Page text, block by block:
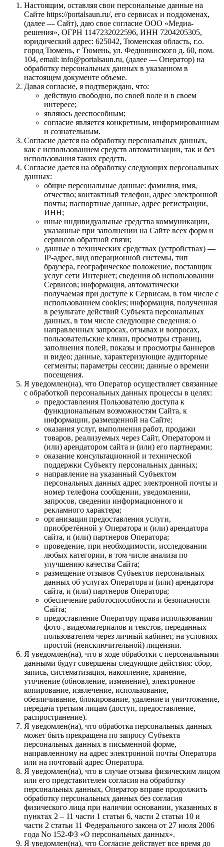
Настоящим, оставляя свои персональные данные на
Сайте https://portalsaun.ru/, его сервисах и поддоменах,
(далее — Сайт), даю свое согласие ООО «Медиа-
решения», ОГРН 1147232022596, ИНН 7204205305,
юридический адрес: 625042, Тюменская область, г.о.
город Тюмень, г Тюмень, ул. Федюнинского д. 60, пом.
104, email: info@portalsaun.ru, (далее — Оператор) на
обработку персональных данных в указанном в
настоящем документе объеме.
Давая согласие, я подтверждаю, что:
действую свободно, по своей воле и в своем
интересе;
являюсь дееспособным;
согласие является конкретным, информированным
и сознательным.
Согласие дается на обработку персональных данных,
как с использованием средств автоматизации, так и без
использования таких средств.
Согласие дается на обработку следующих персональных
данных:
общие персональные данные: фамилия, имя,
отчество; контактный телефон, адрес электронной
почты; паспортные данные, адрес регистрации,
ИНН;
иные индивидуальные средства коммуникации,
указанные при заполнении на Сайте всех форм и
сервисов обратной связи;
данные о технических средствах (устройствах) —
IP-адрес, вид операционной системы, тип
браузера, географическое положение, поставщик
услуг сети Интернет; сведения об использовании
Сервисов; информация, автоматически
получаемая при доступе к Сервисам, в том числе с
использованием cookies; информация, полученная
в результате действий Субъекта персональных
данных, в том числе следующие сведения: о
направленных запросах, отзывах и вопросах,
пользовательские клики, просмотры страниц,
заполнения полей, показы и просмотры баннеров
и видео; данные, характеризующие аудиторные
сегменты; параметры сессии; данные о времени
посещения.
Я уведомлен(на), что Оператор осуществляет связанные
с обработкой персональных данных процессы в целях:
предоставления Пользователю доступа к
функциональным возможностям Сайта, к
информации, размещенной на Сайте;
оказания услуг, выполнения работ, продажи
товаров, реализуемых через Сайт, Оператором и
(или) арендатором сайта и (или) его партнерами;
оказание консультационной и технической
поддержки Субъекту персональных данных;
направление на указанный Субъектом
персональных данных адрес электронной почты и
номер телефона сообщении, уведомлении,
запросов, сведении информационного и
рекламного характера;
организация предоставления услуги,
приобретённой у Оператора и (или) арендатора
сайта, и (или) партнеров Оператора;
проведение, при необходимости, исследовании
любых категории, в том числе анализа по
улучшению качества Сайта;
размещение отзывов Субъектов персональных
данных об услугах Оператора и (или) арендатора
сайта, и (или) партнеров Оператора;
обеспечение работоспособности и безопасности
Сайта;
предоставление Оператору права использования
фото-, видеоматериалов и текстов, переданных
пользователем через личный кабинет, на условиях
простой (неисключительной) лицензии.
Я уведомлен(на), что в ходе обработки с персональными
данными будут совершены следующие действия: сбор,
запись, систематизация, накопление, хранение,
уточнение (обновление, изменение), электронное
копирование, извлечение, использование,
обезличивание, блокирование, удаление и уничтожение,
передача третьим лицам (доступ, предоставление,
распространение).
Я уведомлен(на), что обработка персональных данных
может быть прекращена по запросу Субъекта
персональных данных в письменной форме,
направленному на адрес электронной почты Оператора
или на почтовый адрес Оператора.
Я уведомлен(на), что в случае отзыва физическим лицом
или его представителем согласия на обработку
персональных данных, Оператор вправе продолжить
обработку персональных данных без согласия
физического лица при наличии основании, указанных в
пунктах 2 – 11 части 1 статьи 6, части 2 статьи 10 и
части 2 статьи 11 Федерального закона от 27 июля 2006
года No 152-ФЗ «О персональных данных».
Я уведомлен(на), что Согласие действует все время до